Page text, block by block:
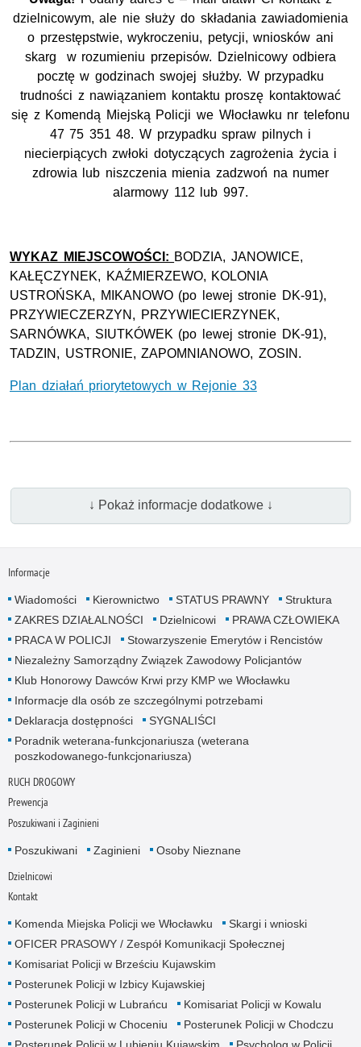
dzielnicowym, ale nie służy do składania zawiadomienia
o przestępstwie, wykroczeniu, petycji, wniosków ani
skarg w rozumieniu przepisów. Dzielnicowy odbiera
pocztę w godzinach swojej służby. W przypadku
trudności z nawiązaniem kontaktu proszę kontaktować
się z Komendą Miejską Policji we Włocławku nr telefonu
47 75 351 48. W przypadku spraw pilnych i
niecierpiących zwłoki dotyczących zagrożenia życia i
zdrowia lub niszczenia mienia zadzwoń na numer
alarmowy 112 lub 997.
WYKAZ MIEJSCOWOŚCI: BODZIA, JANOWICE,
KAŁĘCZYNEK, KAŹMIERZEWO, KOLONIA
USTROŃSKA, MIKANOWO (po lewej stronie DK-91),
PRZYWIECZERZYN, PRZYWIECIERZYNEK,
SARNÓWKA, SIUTKÓWEK (po lewej stronie DK-91),
TADZIN, USTRONIE, ZAPOMNIANOWO, ZOSIN.
Plan działań priorytetowych w Rejonie 33
↓ Pokaż informacje dodatkowe ↓
Informacje
Wiadomości Kierownictwo STATUS PRAWNY
Struktura
ZAKRES DZIAŁALNOŚCI
Dzielnicowi
PRAWA CZŁOWIEKA
PRACA W POLICJI
Stowarzyszenie Emerytów i Rencistów
Niezależny Samorządny Związek Zawodowy Policjantów
Klub Honorowy Dawców Krwi przy KMP we Włocławku
Informacje dla osób ze szczególnymi potrzebami
Deklaracja dostępności
SYGNALIŚCI
Poradnik weterana-funkcjonariusza (weterana
poszkodowanego-funkcjonariusza)
RUCH DROGOWY
Prewencja
Poszukiwani i Zaginieni
Poszukiwani Zaginieni Osoby Nieznane
Dzielnicowi
Kontakt
Komenda Miejska Policji we Włocławku
Skargi i wnioski
OFICER PRASOWY / Zespół Komunikacji Społecznej
Komisariat Policji w Brześciu Kujawskim
Posterunek Policji w Izbicy Kujawskiej
Posterunek Policji w Lubrańcu
Komisariat Policji w Kowalu
Posterunek Policji w Choceniu
Posterunek Policji w Chodczu